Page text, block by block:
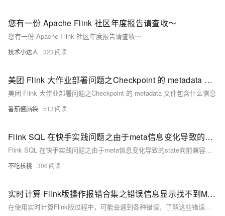
您有一份 Apache Flink 社区年度报告请查收～
您有一份 Apache Flink 社区年度报告请查收～
技术小达人 323
美团 Flink 大作业部署问题之Checkpoint 的 metadata 文件包含什么信息
美团 Flink 大作业部署问题之Checkpoint 的 metadata 文件包含什么信息
番茄酱脑袋 513
Flink SQL 在快手实践问题之由于meta信息变化导致的state向前兼容问题如何解决
Flink SQL 在快手实践问题之由于meta信息变化导致的state向前兼容问题如何解决
不吃核桃 306
实时计算 Flink版操作报错合集之错误信息显示找不到MysqlsnapshotsplitAssimer类，是什么原因
在使用实时计算Flink版过程中，可能会遇到各种错误，了解这些错误的原因及解决方法对于高效排错至关重要。针对具体问题，查看Flink的日志是关键，它们通常会提供更详细的错误信息和堆栈跟踪，有助于定位问题。此外，Flink社区文档和官方论坛也是寻求帮助的好去处。以下是一些常见的操作报错及其可能的原因与解决策略。